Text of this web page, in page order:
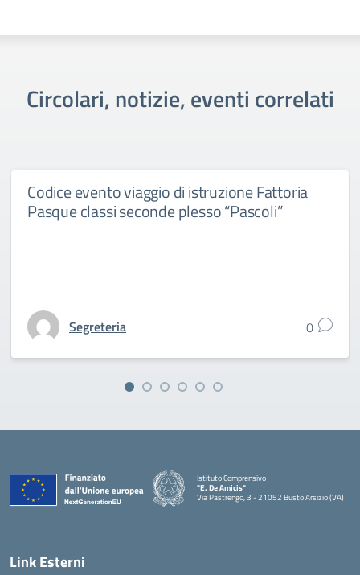
Circolari, notizie, eventi correlati
Codice evento viaggio di istruzione Fattoria
Pasque classi seconde plesso “Pascoli”
Segreteria 0
Istituto Comprensivo
"E. De Amicis"
Via Pastrengo, 3 - 21052 Busto Arsizio (VA)
Link Esterni